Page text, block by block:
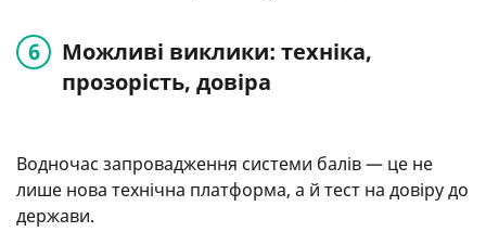
Можливі виклики: техніка,
прозорість, довіра
Водночас запровадження системи балів — це не
лише нова технічна платформа, а й тест на довіру до
держави.